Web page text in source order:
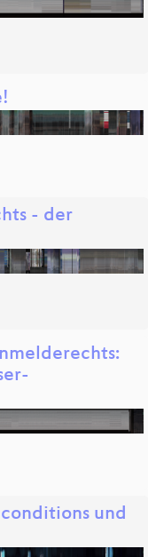
- der
und